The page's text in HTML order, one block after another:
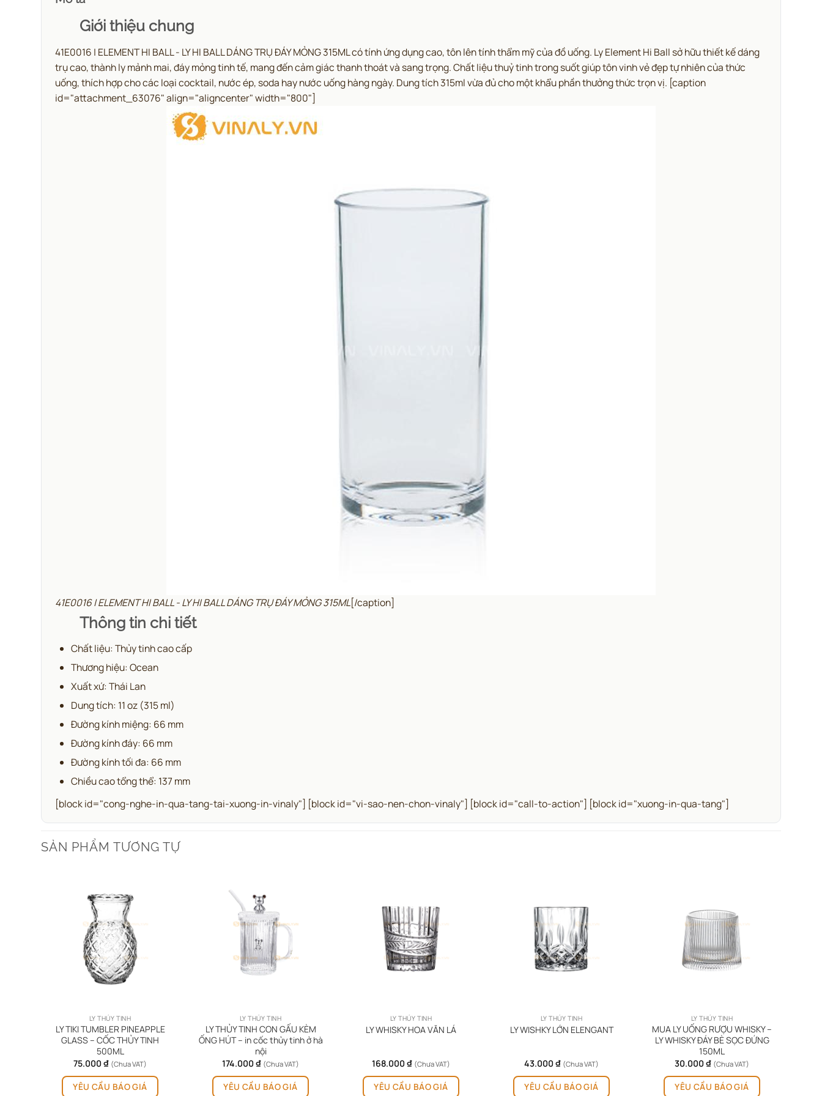
Giới thiệu chung
41E0016 | ELEMENT HI BALL - LY HI BALL DÁNG TRỤ ĐÁY MỎNG 315ML có tính ứng dụng cao, tôn lên tính thẩm mỹ của đồ uống. Ly Element Hi Ball sở hữu thiết kế dáng
trụ cao, thành ly mảnh mai, đáy mỏng tinh tế, mang đến cảm giác thanh thoát và sang trọng. Chất liệu thuỷ tinh trong suốt giúp tôn vinh vẻ đẹp tự nhiên của thức
uống, thích hợp cho các loại cocktail, nước ép, soda hay nước uống hàng ngày. Dung tích 315ml vừa đủ cho một khẩu phần thưởng thức trọn vị. [caption
id="attachment_63076" align="aligncenter" width="800"]
41E0016 | ELEMENT HI BALL - LY HI BALL DÁNG TRỤ ĐÁY MỎNG 315ML[/caption]
Thông tin chi tiết
Chất liệu: Thủy tinh cao cấp
Thương hiệu: Ocean
Xuất xứ: Thái Lan
Dung tích: 11 oz (315 ml)
Đường kính miệng: 66 mm
Đường kính đáy: 66 mm
Đường kính tối đa: 66 mm
Chiều cao tổng thể: 137 mm
[block id="cong-nghe-in-qua-tang-tai-xuong-in-vinaly"] [block id="vi-sao-nen-chon-vinaly"] [block id="call-to-action"] [block id="xuong-in-qua-tang"]
SẢN PHẨM TƯƠNG TỰ
LY THỦY TINH
LY TIKI TUMBLER PINEAPPLE
GLASS – CỐC THỦY TINH
500ML
75.000 ₫ (Chưa VAT)
YÊU CẦU BÁO GIÁ
LY THỦY TINH
LY THỦY TINH CON GẤU KÈM
ỐNG HÚT – in cốc thủy tinh ở hà
nội
174.000 ₫ (Chưa VAT)
YÊU CẦU BÁO GIÁ
LY THỦY TINH
LY WHISKY HOA VĂN LÁ
168.000 ₫ (Chưa VAT)
YÊU CẦU BÁO GIÁ
LY THỦY TINH
LY WISHKY LỚN ELENGANT
43.000 ₫ (Chưa VAT)
YÊU CẦU BÁO GIÁ
LY THỦY TINH
MUA LY UỐNG RƯỢU WHISKY –
LY WHISKY ĐÁY BÈ SỌC ĐỨNG
150ML
30.000 ₫ (Chưa VAT)
YÊU CẦU BÁO GIÁ